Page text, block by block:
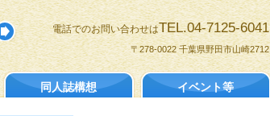
電話でのお問い合わせはTEL.04-7125-6041
〒278-0022 千葉県野田市山崎2712
同人誌構想 イベント等